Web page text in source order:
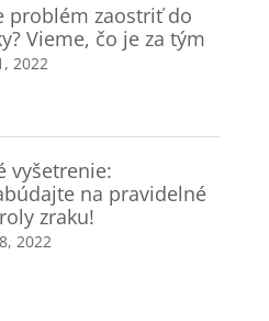
problém zaostriť do
Vieme, čo je za tým
2022
vyšetrenie:
na pravidelné
zraku!
2022